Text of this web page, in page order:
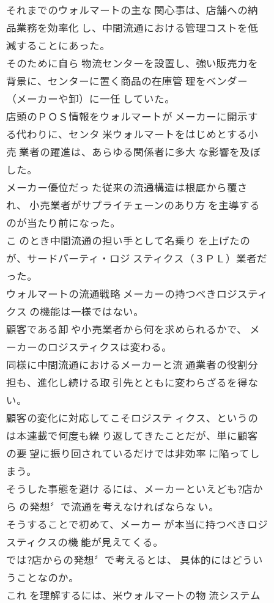
それまでのウォルマートの主な 関心事は、店舗への納
品業務を効率化 し、中間流通における管理コストを低
減することにあった。
そのために自ら 物流センターを設置し、強い販売力を
背景に、センターに置く商品の在庫管 理をベンダー
（メーカーや卸）に一任 していた。
店頭のＰＯＳ情報をウォルマートが メーカーに開示す
る代わりに、センタ 米ウォルマートをはじめとする小
売 業者の躍進は、あらゆる関係者に多大 な影響を及ぼ
した。
メーカー優位だっ た従来の流通構造は根底から覆さ
れ、 小売業者がサプライチェーンのあり方 を主導する
のが当たり前になった。
こ のとき中間流通の担い手として名乗り を上げたの
が、サードパーティ・ロジ スティクス（３ＰＬ）業者だ
った。
ウォルマートの流通戦略 メーカーの持つべきロジスティ
クス の機能は一様ではない。
顧客である卸 や小売業者から何を求められるかで、 メ
ーカーのロジスティクスは変わる。
同様に中間流通におけるメーカーと流 通業者の役割分
担も、進化し続ける取 引先とともに変わらざるを得な
い。
顧客の変化に対応してこそロジステ ィクス、というの
は本連載で何度も繰 り返してきたことだが、単に顧客
の要 望に振り回されているだけでは非効率 に陥ってし
まう。
そうした事態を避け るには、メーカーといえども?店か
ら の発想〞で流通を考えなければならな い。
そうすることで初めて、メーカー が本当に持つべきロジ
スティクスの機 能が見えてくる。
では?店からの発想〞で考えるとは、 具体的にはどうい
うことなのか。
これ を理解するには、米ウォルマートの物 流システム